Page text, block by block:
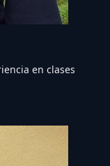
en clases